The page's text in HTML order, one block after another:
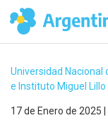
Universidad Nacional
e Instituto Miguel Lillo
17 de Enero de 2025 |